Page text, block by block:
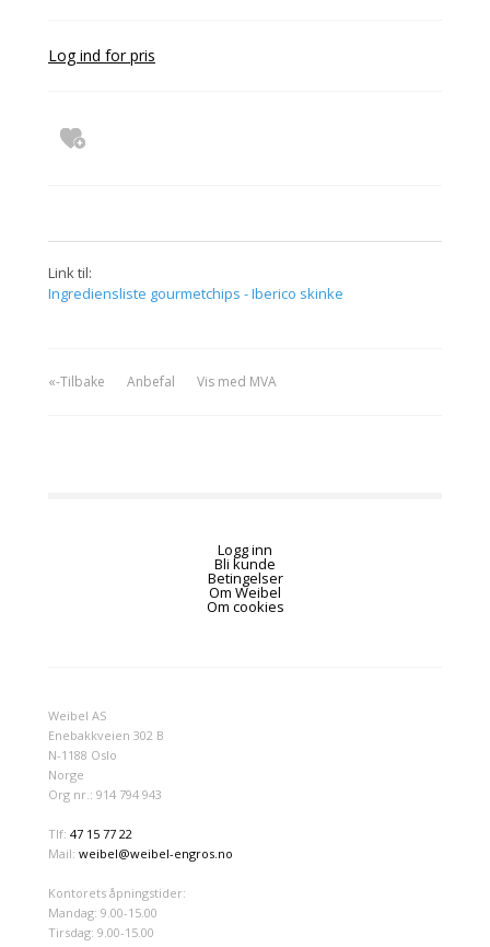
Log ind for pris
Link til:
Ingrediensliste gourmetchips - Iberico skinke
«-Tilbake Anbefal Vis med MVA
Logg inn
Bli kunde
Betingelser
Om Weibel
Om cookies
Weibel AS
Enebakkveien 302 B
N-1188 Oslo
Norge
Org nr.: 914 794 943
Tlf: 47 15 77 22
Mail: weibel@weibel-engros.no
Kontorets åpningstider:
Mandag: 9.00-15.00
Tirsdag: 9.00-15.00